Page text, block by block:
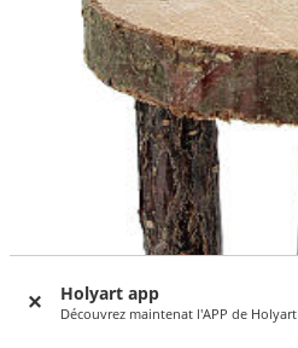
Holyart app
Découvrez maintenat l'APP de Holyart